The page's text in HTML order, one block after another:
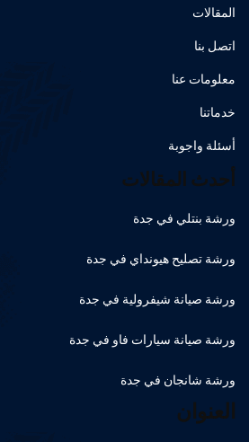
المقالات
اتصل بنا
معلومات عنا
خدماتنا
أسئلة واجوبة
أحدث المقالات
ورشة بنتلي في جدة
ورشة تصليح هيونداي في جدة
ورشة صيانة شيفرولية في جدة
ورشة صيانة سيارات فاو في جدة
ورشة شانجان في جدة
العنوان